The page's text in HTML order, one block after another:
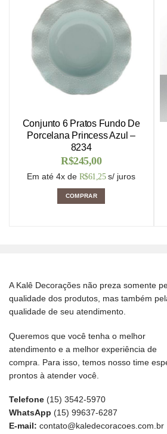
Conjunto 6 Pratos Fundo De
Porcelana Princess Azul –
8234
R$245,00
Em até 4x de R$61,25 s/ juros
COMPRAR
A Kalê Decorações não preza somente
qualidade dos produtos, mas também
qualidade de seu atendimento.
Queremos que você tenha o melhor
atendimento e a melhor experiência de
compra. Para isso, temos nosso time
prontos à atender você.
Telefone (15) 3542-5970
WhatsApp (15) 99637-6287
E-mail: contato@kaledecoracoes.com.br